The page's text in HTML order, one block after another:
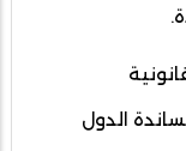
الدول